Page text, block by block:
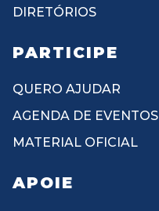
DIRETÓRIOS
PARTICIPE
QUERO AJUDAR
AGENDA DE EVENTOS
MATERIAL OFICIAL
APOIE